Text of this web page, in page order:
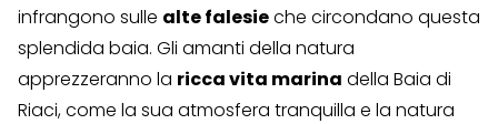
infrangono sulle alte falesieche circondano questa
splendida baia. Gli amanti della natura
apprezzeranno la ricca vita marina della Baia di
Riaci, come la sua atmosfera tranquilla e la natura